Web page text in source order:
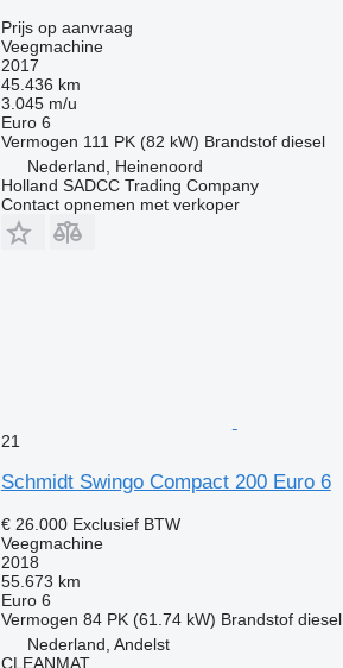
Prijs op aanvraag
Veegmachine
2017
45.436 km
3.045 m/u
Euro 6
Vermogen 111 PK (82 kW) Brandstof diesel
Nederland, Heinenoord
Holland SADCC Trading Company
Contact opnemen met verkoper
21
Schmidt Swingo Compact 200 Euro 6
€ 26.000 Exclusief BTW
Veegmachine
2018
55.673 km
Euro 6
Vermogen 84 PK (61.74 kW) Brandstof diesel
Nederland, Andelst
CLEANMAT